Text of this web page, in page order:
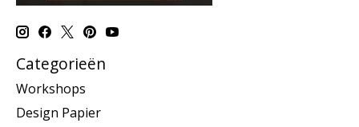
Categorieën
Workshops
Design Papier